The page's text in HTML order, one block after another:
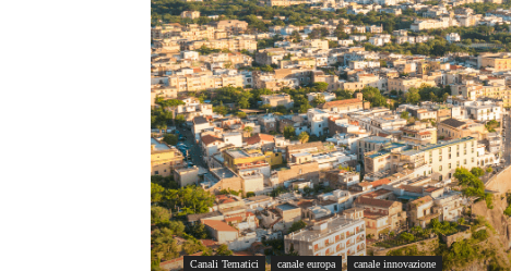
Canali Tematici canale europa canale innovazione